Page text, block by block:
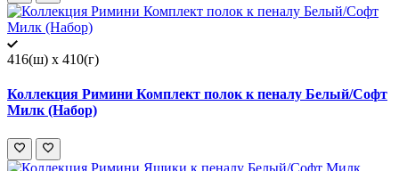
416(ш) x 410(г)
Коллекция Римини Комплект полок к пеналу Белый/Софт
Милк (Набор)